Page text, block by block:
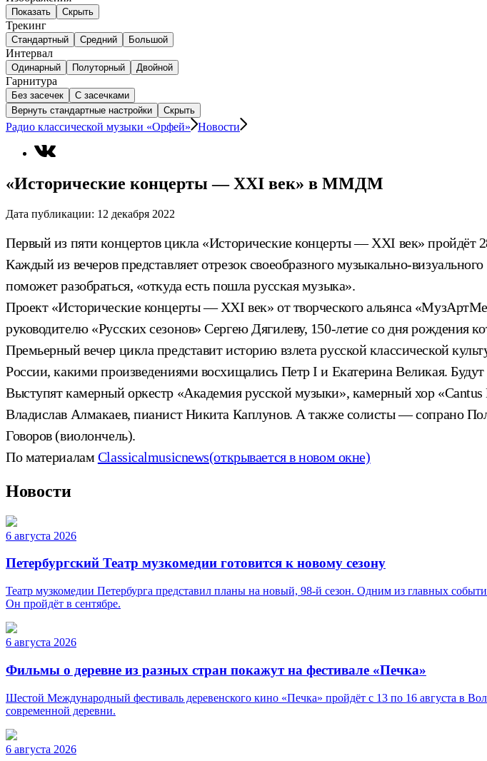
Показать Скрыть
Трекинг
Стандартный Средний Большой
Интервал
Одинарный Полуторный Двойной
Гарнитура
Без засечек
С засечками
Вернуть стандартные настройки
Скрыть
Радио классической музыки «Орфей» Новости
«Исторические концерты — XXI век» в ММДМ
Дата публикации: 12 декабря 2022
Первый из пяти концертов цикла «Исторические концерты — XXI век»
Каждый из вечеров представляет отрезок своеобразного музыкально-
поможет разобраться, «откуда есть пошла русская музыка».
Проект «Исторические концерты — XXI век» от творческого альянса
руководителю «Русских сезонов» Сергею Дягилеву, 150-летие со дня рождения
Премьерный вечер цикла представит историю взлета русской классической
России, какими произведениями восхищались Петр I и Екатерина Великая.
Выступят камерный оркестр «Академия русской музыки», камерный хор
Владислав Алмакаев, пианист Никита Каплунов. А также солисты — сопрано
Говоров (виолончель).
По материалам Classicalmusicnews(открывается в новом окне)
Новости
6 августа 2026
Петербургский Театр музкомедии готовится к новому сезону
Театр музкомедии Петербурга представил планы на новый, 98-й сезон. Одним из главных
Он пройдёт в сентябре.
6 августа 2026
Фильмы о деревне из разных стран покажут на фестивале «Печка»
Шестой Международный фестиваль деревенского кино «Печка» пройдёт с 13 по 16 августа в
современной деревни.
6 августа 2026